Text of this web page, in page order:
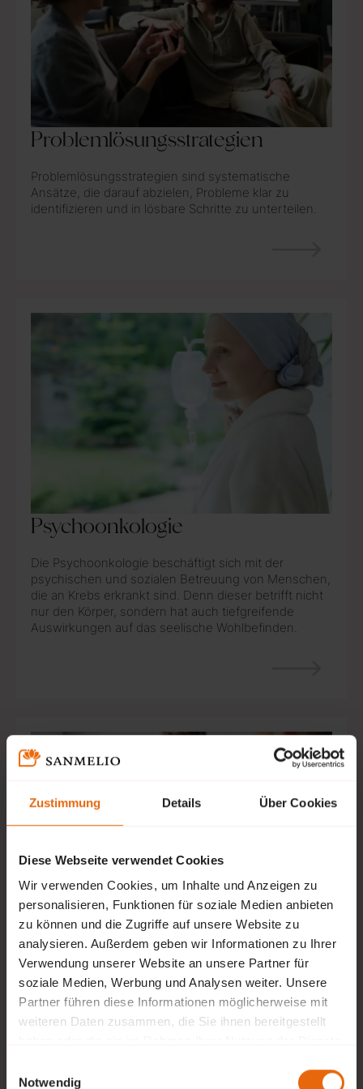
Zustimmung Details Über Cookies
Diese Webseite verwendet Cookies
Wir verwenden Cookies, um Inhalte und Anzeigen zu
personalisieren, Funktionen für soziale Medien anbieten
zu können und die Zugriffe auf unsere Website zu
analysieren. Außerdem geben wir Informationen zu Ihrer
Verwendung unserer Website an unsere Partner für
soziale Medien, Werbung und Analysen weiter. Unsere
Partner führen diese Informationen möglicherweise mit
weiteren Daten zusammen, die Sie ihnen bereitgestellt
Notwendig
Problemlösungsstrategien
Problemlösungsstrategien sind systematische
Ansätze, die darauf abzielen, Probleme klar zu
identifizieren und in lösbare Schritte zu unterteilen.
Psychoonkologie
Die Psychoonkologie beschäftigt sich mit der
psychischen und sozialen Betreuung von Menschen,
die an Krebs erkrankt sind. Denn dieser betrifft nicht
nur den Körper, sondern hat auch tiefgreifende
Auswirkungen auf das seelische Wohlbefinden.
Schematherapie
Die Schematherapie ist ein integrativer
psychotherapeutischer Ansatz, der ursprünglich von
dem amerikanischen Psychiater Jeffrey Young
entwickelt wurde.